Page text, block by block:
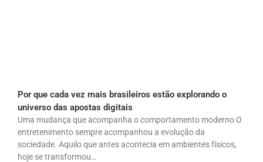
Por que cada vez mais brasileiros estão explorando o
universo das apostas digitais
Uma mudança que acompanha o comportamento moderno O
entretenimento sempre acompanhou a evolução da
sociedade. Aquilo que antes acontecia em ambientes físicos,
hoje se transformou…